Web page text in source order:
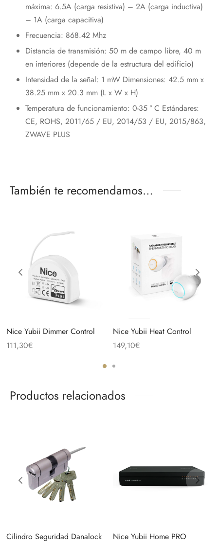
máxima: 6.5A (carga resistiva) – 2A (carga inductiva)
– 1A (carga capacitiva)
Frecuencia: 868.42 Mhz
Distancia de transmisión: 50 m de campo libre, 40 m
en interiores (depende de la estructura del edificio)
Intensidad de la señal: 1 mW Dimensiones: 42.5 mm x
38.25 mm x 20.3 mm (L x W x H)
Temperatura de funcionamiento: 0-35 ° C Estándares:
CE, ROHS, 2011/65 / EU, 2014/53 / EU, 2015/863,
ZWAVE PLUS
También te recomendamos…
Nice Yubii Dimmer Control
111,30€
Nice Yubii Heat Control
149,10€
Productos relacionados
Cilindro Seguridad Danalock
Nice Yubii Home PRO